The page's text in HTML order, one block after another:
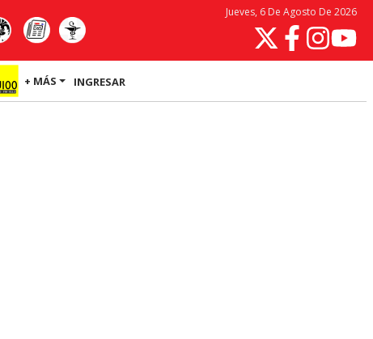
Jueves, 6 De Agosto De 2026
+ MÁS INGRESAR